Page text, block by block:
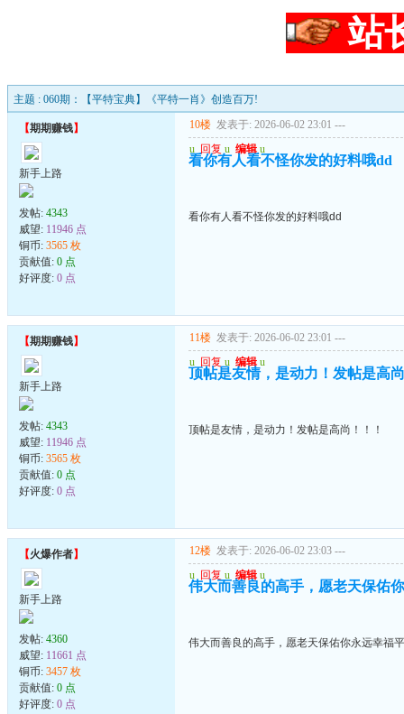
站
主题 : 060期：【平特宝典】《平特一肖》创造百万!
【期期赚钱】
新手上路
发帖: 4343
威望: 11946 点
铜币: 3565 枚
贡献值: 0 点
好评度: 0 点
10楼 发表于: 2026-06-02 23:01 ---
u 回复 u 编辑 u
看你有人看不怪你发的好料哦dd
看你有人看不怪你发的好料哦dd
【期期赚钱】
新手上路
发帖: 4343
威望: 11946 点
铜币: 3565 枚
贡献值: 0 点
好评度: 0 点
11楼 发表于: 2026-06-02 23:01 ---
u 回复 u 编辑 u
顶帖是友情，是动力！发帖是高
顶帖是友情，是动力！发帖是高尚！！！
【火爆作者】
新手上路
发帖: 4360
威望: 11661 点
铜币: 3457 枚
贡献值: 0 点
好评度: 0 点
12楼 发表于: 2026-06-02 23:03 ---
u 回复 u 编辑 u
伟大而善良的高手，愿老天保佑
伟大而善良的高手，愿老天保佑你永远幸福